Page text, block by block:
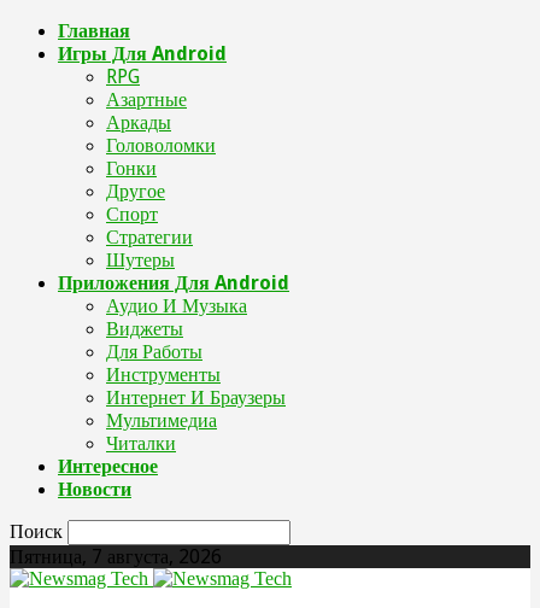
Главная
Игры Для Android
RPG
Азартные
Аркады
Головоломки
Гонки
Другое
Спорт
Стратегии
Шутеры
Приложения Для Android
Аудио И Музыка
Виджеты
Для Работы
Инструменты
Интернет И Браузеры
Мультимедиа
Читалки
Интересное
Новости
Поиск
Пятница, 7 августа, 2026